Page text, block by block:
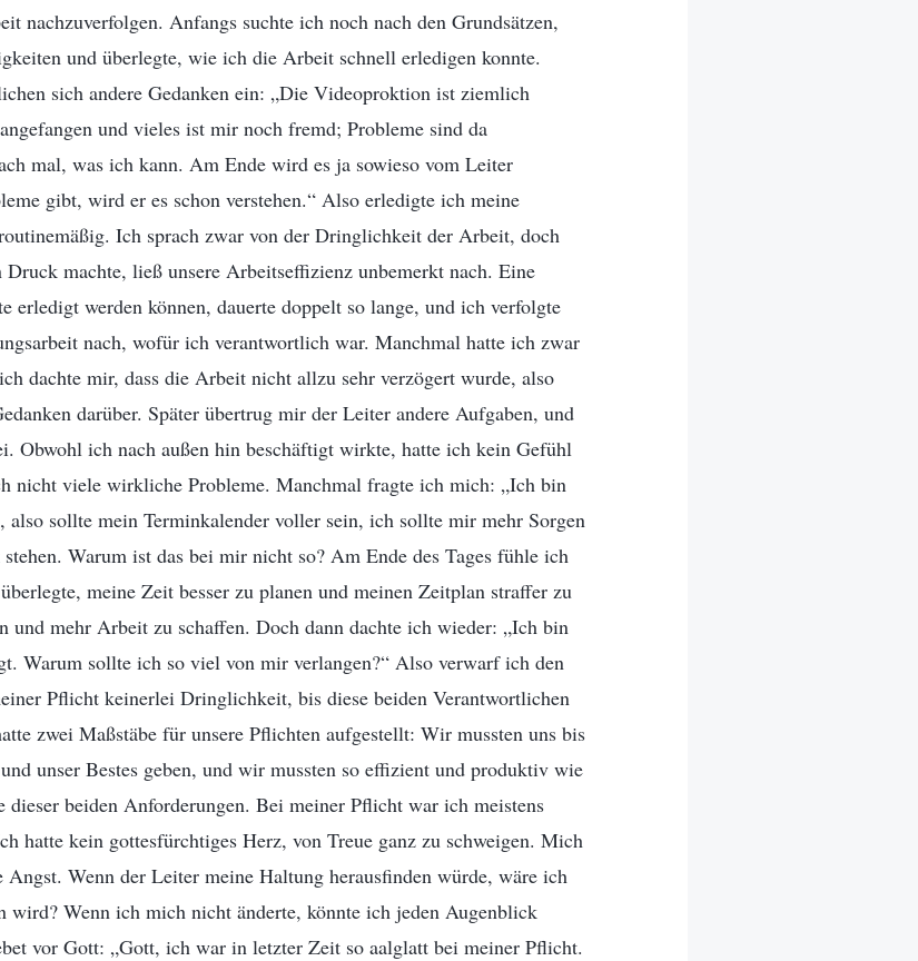
nachzuverfolgen. Anfangs suchte ich noch nach den Grundsätzen,
und überlegte, wie ich die Arbeit schnell erledigen konnte.
sich andere Gedanken ein: „Die Videoproktion ist ziemlich
und vieles ist mir noch fremd; Probleme sind da
mal, was ich kann. Am Ende wird es ja sowieso vom Leiter
gibt, wird er es schon verstehen.“ Also erledigte ich meine
Ich sprach zwar von der Dringlichkeit der Arbeit, doch
machte, ließ unsere Arbeitseffizienz unbemerkt nach. Eine
erledigt werden können, dauerte doppelt so lange, und ich verfolgte
nach, wofür ich verantwortlich war. Manchmal hatte ich zwar
dachte mir, dass die Arbeit nicht allzu sehr verzögert wurde, also
darüber. Später übertrug mir der Leiter andere Aufgaben, und
Obwohl ich nach außen hin beschäftigt wirkte, hatte ich kein Gefühl
nicht viele wirkliche Probleme. Manchmal fragte ich mich: „Ich bin
sollte mein Terminkalender voller sein, ich sollte mir mehr Sorgen
Warum ist das bei mir nicht so? Am Ende des Tages fühle ich
meine Zeit besser zu planen und meinen Zeitplan straffer zu
und mehr Arbeit zu schaffen. Doch dann dachte ich wieder: „Ich bin
Warum sollte ich so viel von mir verlangen?“ Also verwarf ich den
Pflicht keinerlei Dringlichkeit, bis diese beiden Verantwortlichen
zwei Maßstäbe für unsere Pflichten aufgestellt: Wir mussten uns bis
unser Bestes geben, und wir mussten so effizient und produktiv wie
beiden Anforderungen. Bei meiner Pflicht war ich meistens
hatte kein gottesfürchtiges Herz, von Treue ganz zu schweigen. Mich
Angst. Wenn der Leiter meine Haltung herausfinden würde, wäre ich
wird? Wenn ich mich nicht änderte, könnte ich jeden Augenblick
vor Gott: „Gott, ich war in letzter Zeit so aalglatt bei meiner Pflicht.